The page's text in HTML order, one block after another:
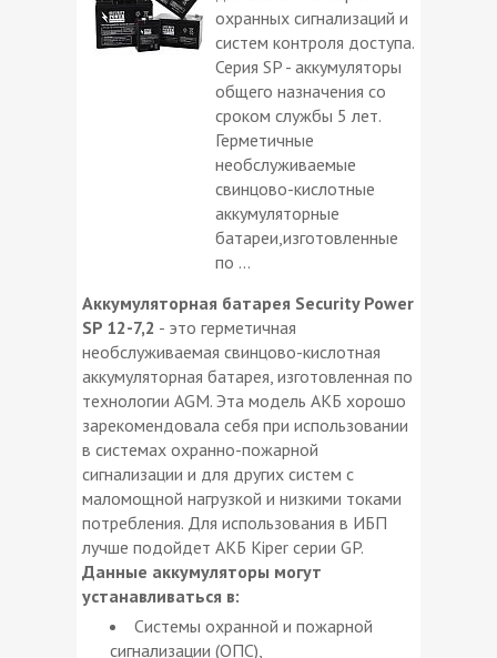
охранных сигнализаций и
систем контроля доступа.
Серия SP - аккумуляторы
общего назначения со
сроком службы 5 лет.
Герметичные
необслуживаемые
свинцово-кислотные
аккумуляторные
батареи,изготовленные
по ...
Аккумуляторная батарея Security Power
SP 12-7,2 - это герметичная
необслуживаемая свинцово-кислотная
аккумуляторная батарея, изготовленная по
технологии AGM. Эта модель АКБ хорошо
зарекомендовала себя при использовании
в системах охранно-пожарной
сигнализации и для других систем с
маломощной нагрузкой и низкими токами
потребления. Для использования в ИБП
лучше подойдет АКБ Kiper серии GP.
Данные аккумуляторы могут
устанавливаться в:
Системы охранной и пожарной
сигнализации (ОПС),